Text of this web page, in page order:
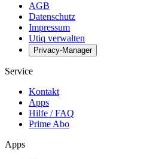
AGB
Datenschutz
Impressum
Utiq verwalten
Privacy-Manager
Service
Kontakt
Apps
Hilfe / FAQ
Prime Abo
Apps